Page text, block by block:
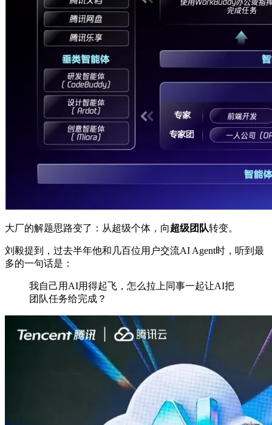
大厂的解题思路变了：从超级个体，向超级团队转变。
刘毅提到，过去半年他和几百位用户交流AI Agent时，听到最
多的一句话是：
我自己用AI用得起飞，怎么拉上同事一起让AI把
团队任务给完成？